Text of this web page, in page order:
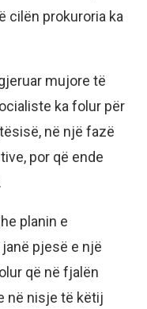
cilën prokuroria ka
mujore të
ka folur për
në një fazë
por që ende
planin e
pjesë e një
që në fjalën
në nisje të këtij